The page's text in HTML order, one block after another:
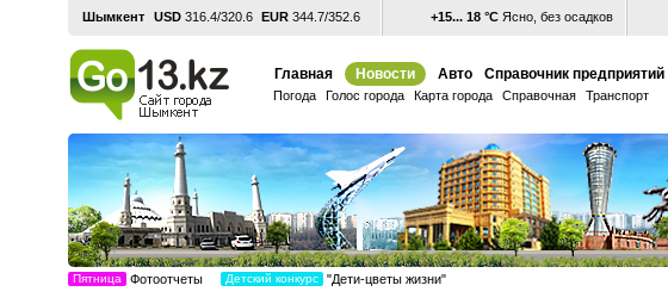
Шымкент USD 316.4/320.6 EUR 344.7/352.6 +15... 18 °С Ясно, без осадков
Главная Новости Авто Справочник предприятий
Погода Голос города Карта города Справочная Транспорт
Пятница Фотоотчеты Детский конкурс "Дети-цветы жизни"